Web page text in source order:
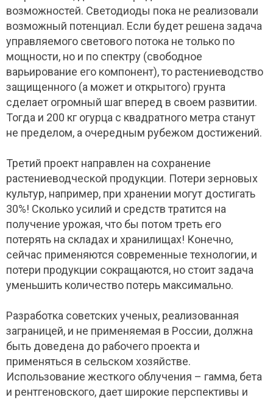
возможностей. Светодиоды пока не реализовали
возможный потенциал. Если будет решена задача
управляемого светового потока не только по
мощности, но и по спектру (свободное
варьирование его компонент), то растениеводство
защищенного (а может и открытого) грунта
сделает огромный шаг вперед в своем развитии.
Тогда и 200 кг огурца с квадратного метра станут
не пределом, а очередным рубежом достижений.
Третий проект направлен на сохранение
растениеводческой продукции. Потери зерновых
культур, например, при хранении могут достигать
30%! Сколько усилий и средств тратится на
получение урожая, что бы потом треть его
потерять на складах и хранилищах! Конечно,
сейчас применяются современные технологии, и
потери продукции сокращаются, но стоит задача
уменьшить количество потерь максимально.
Разработка советских ученых, реализованная
заграницей, и не применяемая в России, должна
быть доведена до рабочего проекта и
применяться в сельском хозяйстве.
Использование жесткого облучения – гамма, бета
и рентгеновского, дает широкие перспективы и